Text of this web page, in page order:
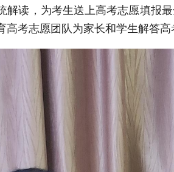
解读，为考生送上高考志愿填报
考志愿团队为家长和学生解答高